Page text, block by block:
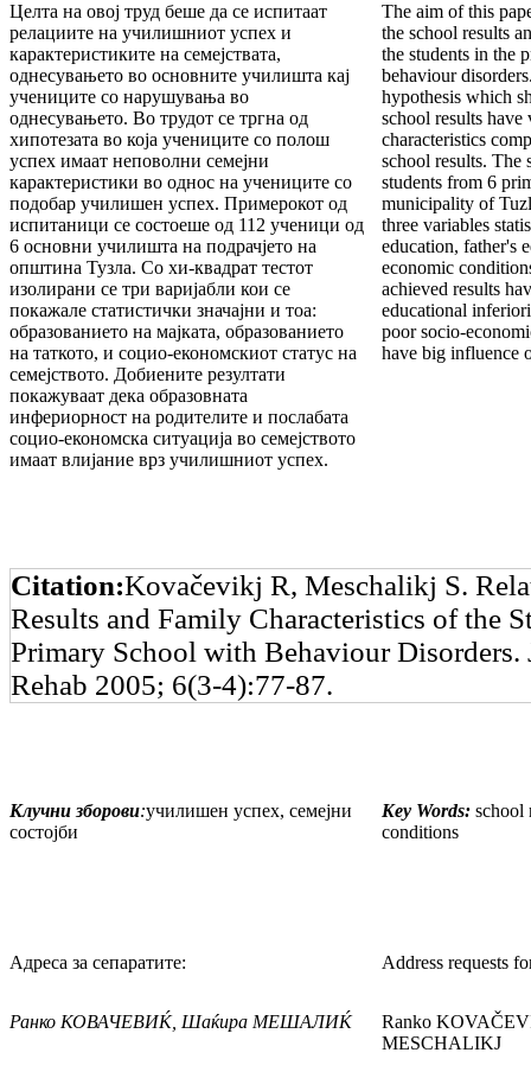
Целта на овој труд беше да се испитаат
релациите на училишниот успех и
карактеристиките на семејствата,
однесувањето во основните училишта кај
учениците со нарушувања во
однесувањето. Во трудот се тргна од
хипотезата во која учениците со полош
успех имаат неповолни семејни
карактеристики во однос на учениците со
подобар училишен успех. Примерокот од
испитаници се состоеше од 112 ученици од
6 основни училишта на подрачјето на
општина Тузла. Со хи-квадрат тестот
изолирани се три варијабли кои се
покажале статистички значајни и тоа:
образованието на мајката, образованието
на таткото, и социо-економскиот статус на
семејството. Добиените резултати
покажуваат дека образовната
инфериорност на родителите и послабата
социо-економска ситуација во семејството
имаат влијание врз училишниот успех.
The aim of this
the school results
the students in the
behaviour
hypothesis which
school results
characteristics
school results. The
students from 6
municipality of
three variables
education, father's
economic
achieved results
educational
poor socio-
have big influence
Citation:Kovačevikj R, Meschalikj S.
Results and Family Characteristics of the
Primary School with Behaviour Disorders.
Rehab 2005; 6(3-4):77-87.
Клучни зборови:училишен успех, семејни
состојби
Key Words: school
conditions
Адреса за сепаратите: Address requests
Ранко КОВАЧЕВИЌ, Шаќира МЕШАЛИЌ
Ranko
MESCHALIKJ